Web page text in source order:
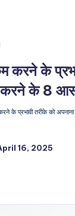
करने के
के 8
के प्रभावी तरीके को
16, 2025